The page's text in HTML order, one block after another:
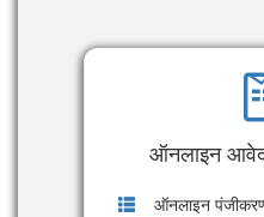
ऑनलाइन
ऑनलाइन